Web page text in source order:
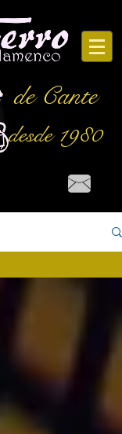
de Cante
desde 1980